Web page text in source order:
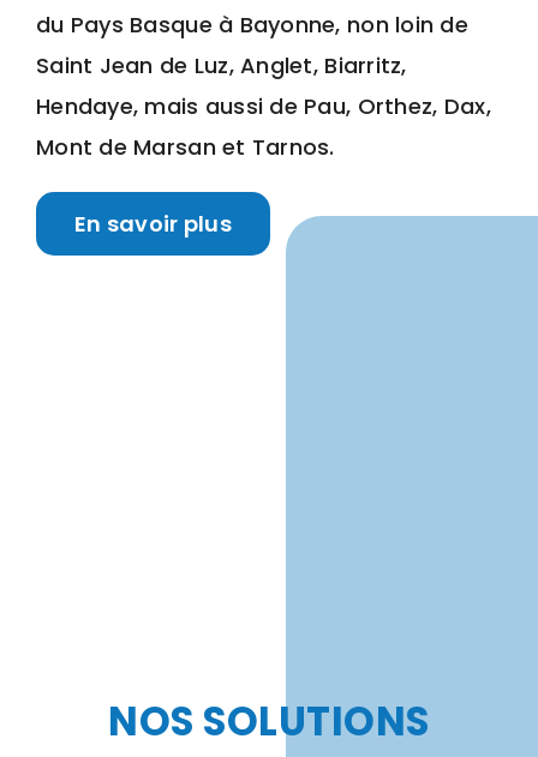
du Pays Basque à Bayonne, non loin de
Saint Jean de Luz, Anglet, Biarritz,
Hendaye, mais aussi de Pau, Orthez, Dax,
Mont de Marsan et Tarnos.
En savoir plus
NOS SOLUTIONS